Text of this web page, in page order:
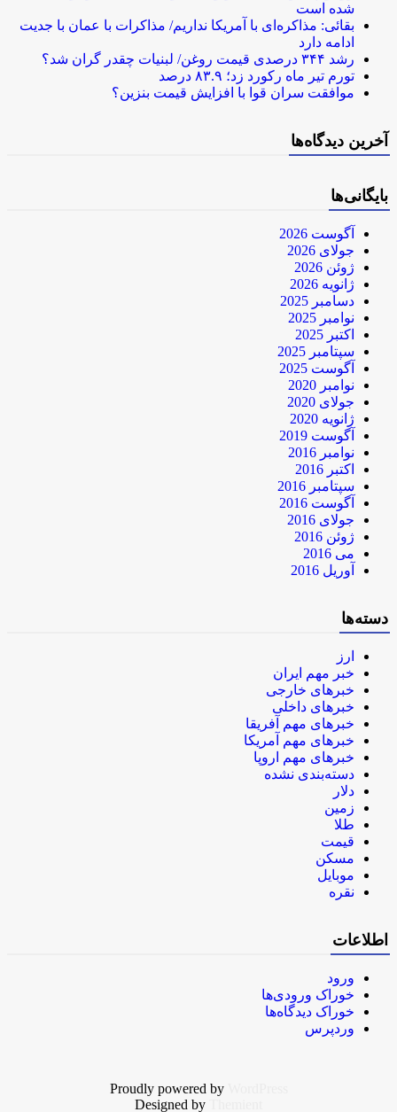
شده است
بقائی: مذاکره‌ای با آمریکا نداریم/ مذاکرات با عمان با جدیت
ادامه دارد
رشد ۳۴۴ درصدی قیمت روغن/ لبنیات چقدر گران شد؟
تورم تیر ماه رکورد زد؛ ۸۳.۹ درصد
موافقت سران قوا با افزایش قیمت بنزین؟
آخرین دیدگاه‌ها
بایگانی‌ها
آگوست 2026
جولای 2026
ژوئن 2026
ژانویه 2026
دسامبر 2025
نوامبر 2025
اکتبر 2025
سپتامبر 2025
آگوست 2025
نوامبر 2020
جولای 2020
ژانویه 2020
آگوست 2019
نوامبر 2016
اکتبر 2016
سپتامبر 2016
آگوست 2016
جولای 2016
ژوئن 2016
می 2016
آوریل 2016
دسته‌ها
ارز
خبر مهم ایران
خبرهای خارجی
خبرهای داخلی
خبرهای مهم آفریقا
خبرهای مهم آمریکا
خبرهای مهم اروپا
دسته‌بندی نشده
دلار
زمین
طلا
قیمت
مسکن
موبایل
نقره
اطلاعات
ورود
خوراک ورودی‌ها
خوراک دیدگاه‌ها
وردپرس
Proudly powered by
Designed by